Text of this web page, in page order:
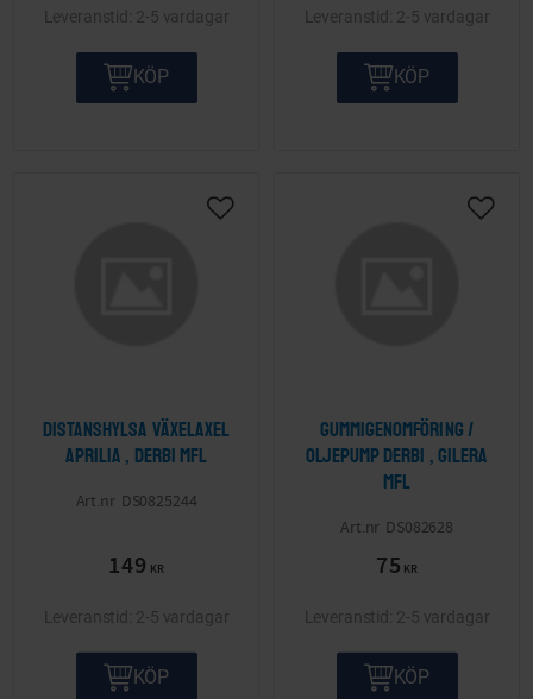
2-5 vardagar
KÖP
2-5 vardagar
KÖP
Distanshylsa växelaxel
Aprilia , Derbi mfl
DS0825244
149 KR
Lägg till i önskelista
2-5 vardagar
KÖP
Gummigenomföring /
oljepump Derbi , Gilera
mfl
DS082628
75 KR
Lägg
2-5 vardagar
KÖP